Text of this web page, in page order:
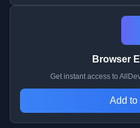
Browser
Get instant access to
Add to